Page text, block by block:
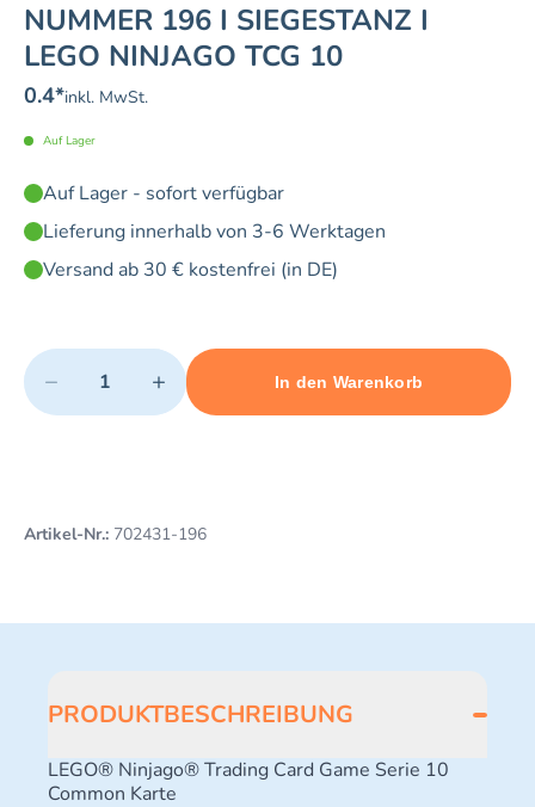
NUMMER 196 I SIEGESTANZ I
LEGO NINJAGO TCG 10
0.4*inkl. MwSt.
Auf Lager
Auf Lager - sofort verfügbar
Lieferung innerhalb von 3-6 Werktagen
Versand ab 30 € kostenfrei (in DE)
Quantity
− +
Minimum quantity: 1 Maximum quantity: 3
In den Warenkorb
Add 1 item to cart
Artikel-Nr.: 702431-196
PRODUKTBESCHREIBUNG
LEGO® Ninjago® Trading Card Game Serie 10
Common Karte